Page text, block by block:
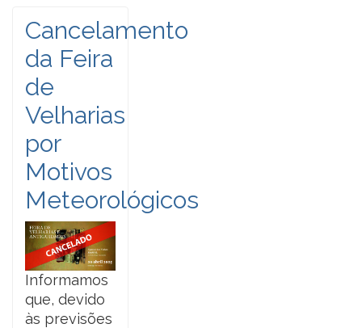
Cancelamento
da Feira
de
Velharias
por
Motivos
Meteorológicos
Informamos
que, devido
às previsões